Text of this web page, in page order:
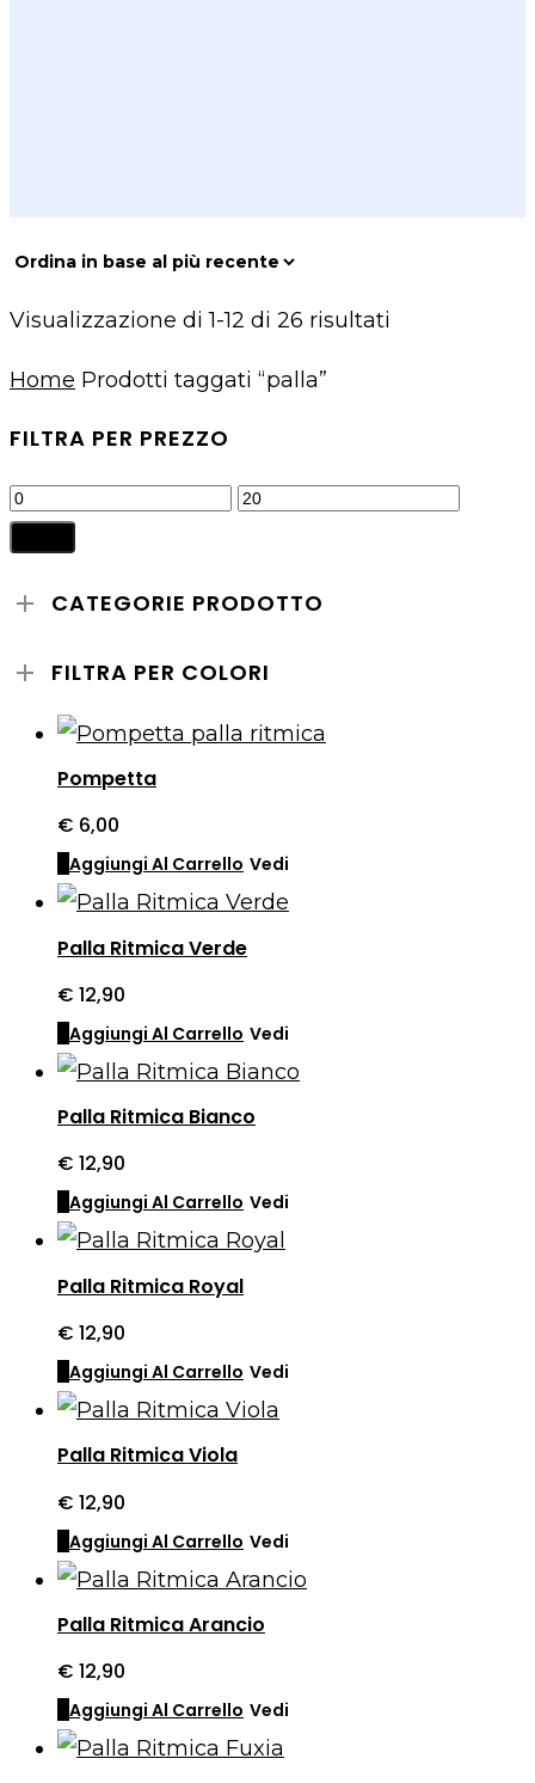
Visualizzazione di 1-12 di 26 risultati
recente
Home Prodotti taggati “palla”
FILTRA PER PREZZO
Prezzo
Prezzo
CATEGORIE PRODOTTO
FILTRA PER COLORI
Pompetta
€ 6,00
Aggiungi Al Carrello Vedi
Palla Ritmica Verde
€ 12,90
Aggiungi Al Carrello Vedi
Palla Ritmica Bianco
€ 12,90
Aggiungi Al Carrello Vedi
Palla Ritmica Royal
€ 12,90
Aggiungi Al Carrello Vedi
Palla Ritmica Viola
€ 12,90
Aggiungi Al Carrello Vedi
Palla Ritmica Arancio
€ 12,90
Aggiungi Al Carrello Vedi